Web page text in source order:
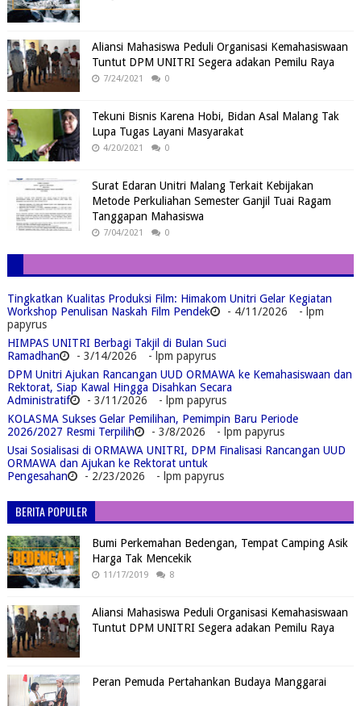
Aliansi Mahasiswa Peduli Organisasi Kemahasiswaan
Tuntut DPM UNITRI Segera adakan Pemilu Raya
7/24/2021 0
Tekuni Bisnis Karena Hobi, Bidan Asal Malang Tak
Lupa Tugas Layani Masyarakat
4/20/2021 0
Surat Edaran Unitri Malang Terkait Kebijakan
Metode Perkuliahan Semester Ganjil Tuai Ragam
Tanggapan Mahasiswa
7/04/2021 0
Tingkatkan Kualitas Produksi Film: Himakom Unitri Gelar Kegiatan
Workshop Penulisan Naskah Film Pendek
- 4/11/2026
- lpm
papyrus
HIMPAS UNITRI Berbagi Takjil di Bulan Suci
Ramadhan
- 3/14/2026
- lpm papyrus
DPM Unitri Ajukan Rancangan UUD ORMAWA ke Kemahasiswaan dan
Rektorat, Siap Kawal Hingga Disahkan Secara
Administratif
- 3/11/2026
- lpm papyrus
KOLASMA Sukses Gelar Pemilihan, Pemimpin Baru Periode
2026/2027 Resmi Terpilih
- 3/8/2026
- lpm papyrus
Usai Sosialisasi di ORMAWA UNITRI, DPM Finalisasi Rancangan UUD
ORMAWA dan Ajukan ke Rektorat untuk
Pengesahan
- 2/23/2026 - lpm papyrus
BERITA POPULER
Bumi Perkemahan Bedengan, Tempat Camping Asik
Harga Tak Mencekik
11/17/2019 8
Aliansi Mahasiswa Peduli Organisasi Kemahasiswaan
Tuntut DPM UNITRI Segera adakan Pemilu Raya
Peran Pemuda Pertahankan Budaya Manggarai